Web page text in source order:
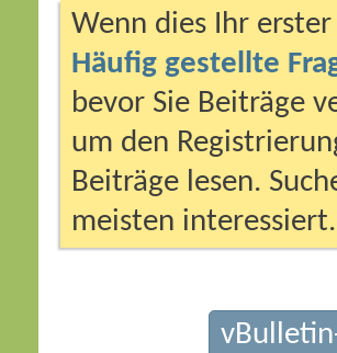
Wenn dies Ihr
Häufig gestellte
bevor Sie Beiträge
um den
Beiträge lesen.
meisten interessiert.